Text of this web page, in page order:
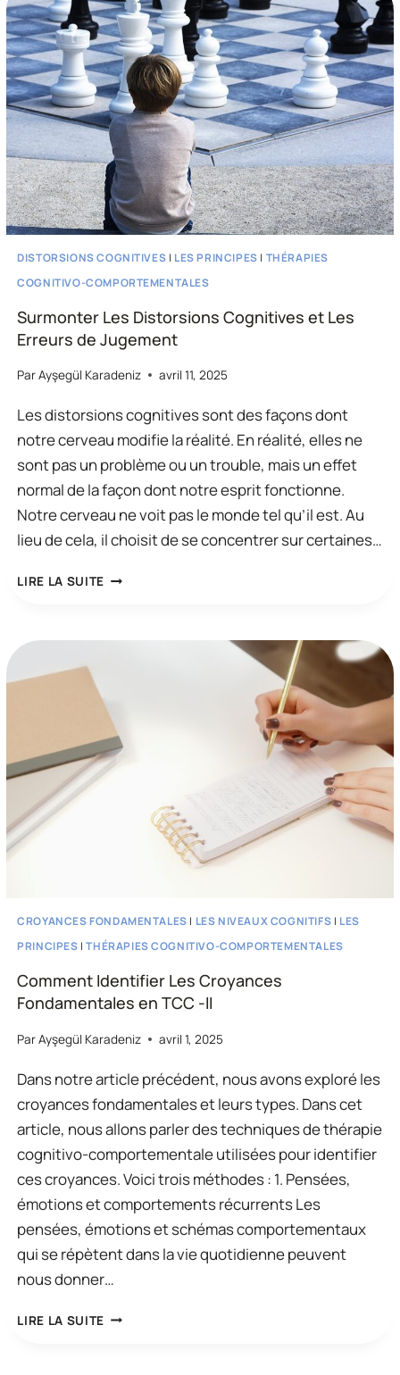
FONDAMENTALES
?
–
III
DISTORSIONS COGNITIVES | LES PRINCIPES | THÉRAPIES
COGNITIVO-COMPORTEMENTALES
Surmonter Les Distorsions Cognitives et Les
Erreurs de Jugement
ParAyşegül Karadeniz avril 11, 2025
Les distorsions cognitives sont des façons dont
notre cerveau modifie la réalité. En réalité, elles ne
sont pas un problème ou un trouble, mais un effet
normal de la façon dont notre esprit fonctionne.
Notre cerveau ne voit pas le monde tel qu’il est. Au
lieu de cela, il choisit de se concentrer sur certaines…
LIRE LA SUITE SURMONTER
LES
ERREURS
DE
JUGEMENT
CROYANCES FONDAMENTALES | LES NIVEAUX COGNITIFS | LES
PRINCIPES |THÉRAPIES COGNITIVO-COMPORTEMENTALES
Comment Identifier Les Croyances
Fondamentales en TCC -II
ParAyşegül Karadeniz avril 1, 2025
Dans notre article précédent, nous avons exploré les
croyances fondamentales et leurs types. Dans cet
article, nous allons parler des techniques de thérapie
cognitivo-comportementale utilisées pour identifier
ces croyances. Voici trois méthodes : 1. Pensées,
émotions et comportements récurrents Les
pensées, émotions et schémas comportementaux
qui se répètent dans la vie quotidienne peuvent
nous donner…
LIRE LA SUITE COMMENT